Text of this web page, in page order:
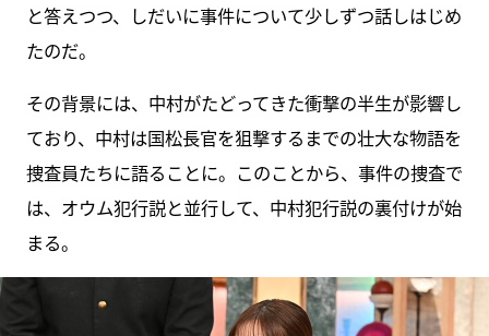
と答えつつ、しだいに事件について少しずつ話しはじめ
たのだ。
その背景には、中村がたどってきた衝撃の半生が影響し
ており、中村は国松長官を狙撃するまでの壮大な物語を
捜査員たちに語ることに。このことから、事件の捜査で
は、オウム犯行説と並行して、中村犯行説の裏付けが始
まる。